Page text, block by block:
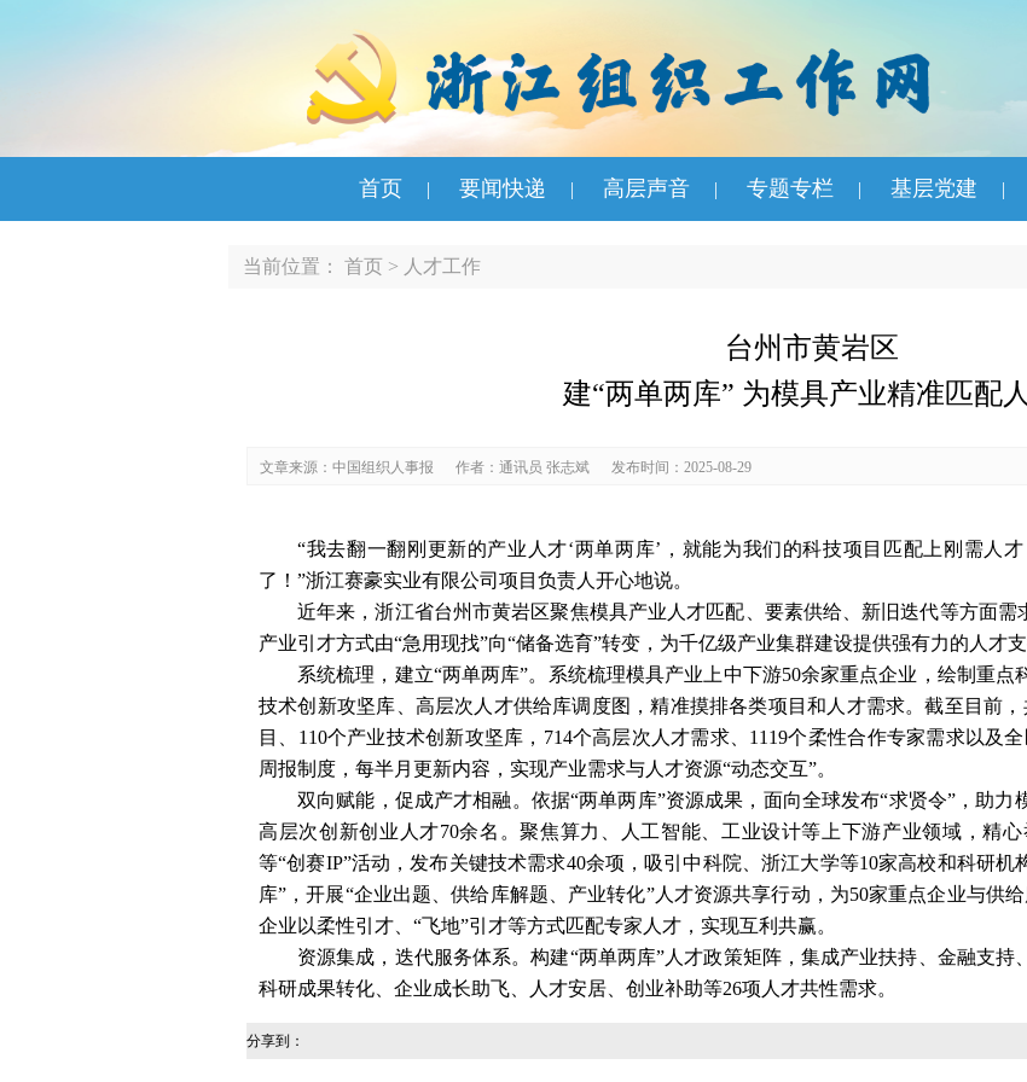
首页 | 要闻快递 | 高层声音 | 专题专栏 | 基层党建 |
当前位置： 首页 > 人才工作
台州市黄岩区
建“两单两库” 为模具产业精准匹配
文章来源：中国组织人事报 作者：通讯员 张志斌 发布时间：2025-08-29
“我去翻一翻刚更新的产业人才‘两单两库’，就能为我们的科技项目匹配上刚需人
了！”浙江赛豪实业有限公司项目负责人开心地说。
近年来，浙江省台州市黄岩区聚焦模具产业人才匹配、要素供给、新旧迭代等方面需
产业引才方式由“急用现找”向“储备选育”转变，为千亿级产业集群建设提供强有力的人才支
系统梳理，建立“两单两库”。系统梳理模具产业上中下游50余家重点企业，绘制重
技术创新攻坚库、高层次人才供给库调度图，精准摸排各类项目和人才需求。截至目前
目、110个产业技术创新攻坚库，714个高层次人才需求、1119个柔性合作专家需求以及
周报制度，每半月更新内容，实现产业需求与人才资源“动态交互”。
双向赋能，促成产才相融。依据“两单两库”资源成果，面向全球发布“求贤令”，助
高层次创新创业人才70余名。聚焦算力、人工智能、工业设计等上下游产业领域，精
等“创赛IP”活动，发布关键技术需求40余项，吸引中科院、浙江大学等10家高校和科研
库”，开展“企业出题、供给库解题、产业转化”人才资源共享行动，为50家重点企业与供
企业以柔性引才、“飞地”引才等方式匹配专家人才，实现互利共赢。
资源集成，迭代服务体系。构建“两单两库”人才政策矩阵，集成产业扶持、金融支
科研成果转化、企业成长助飞、人才安居、创业补助等26项人才共性需求。
分享到：